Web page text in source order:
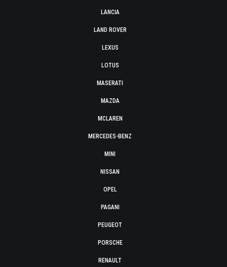
LANCIA
LAND ROVER
LEXUS
LOTUS
MASERATI
MAZDA
MCLAREN
MERCEDES-BENZ
MINI
NISSAN
OPEL
PAGANI
PEUGEOT
PORSCHE
RENAULT